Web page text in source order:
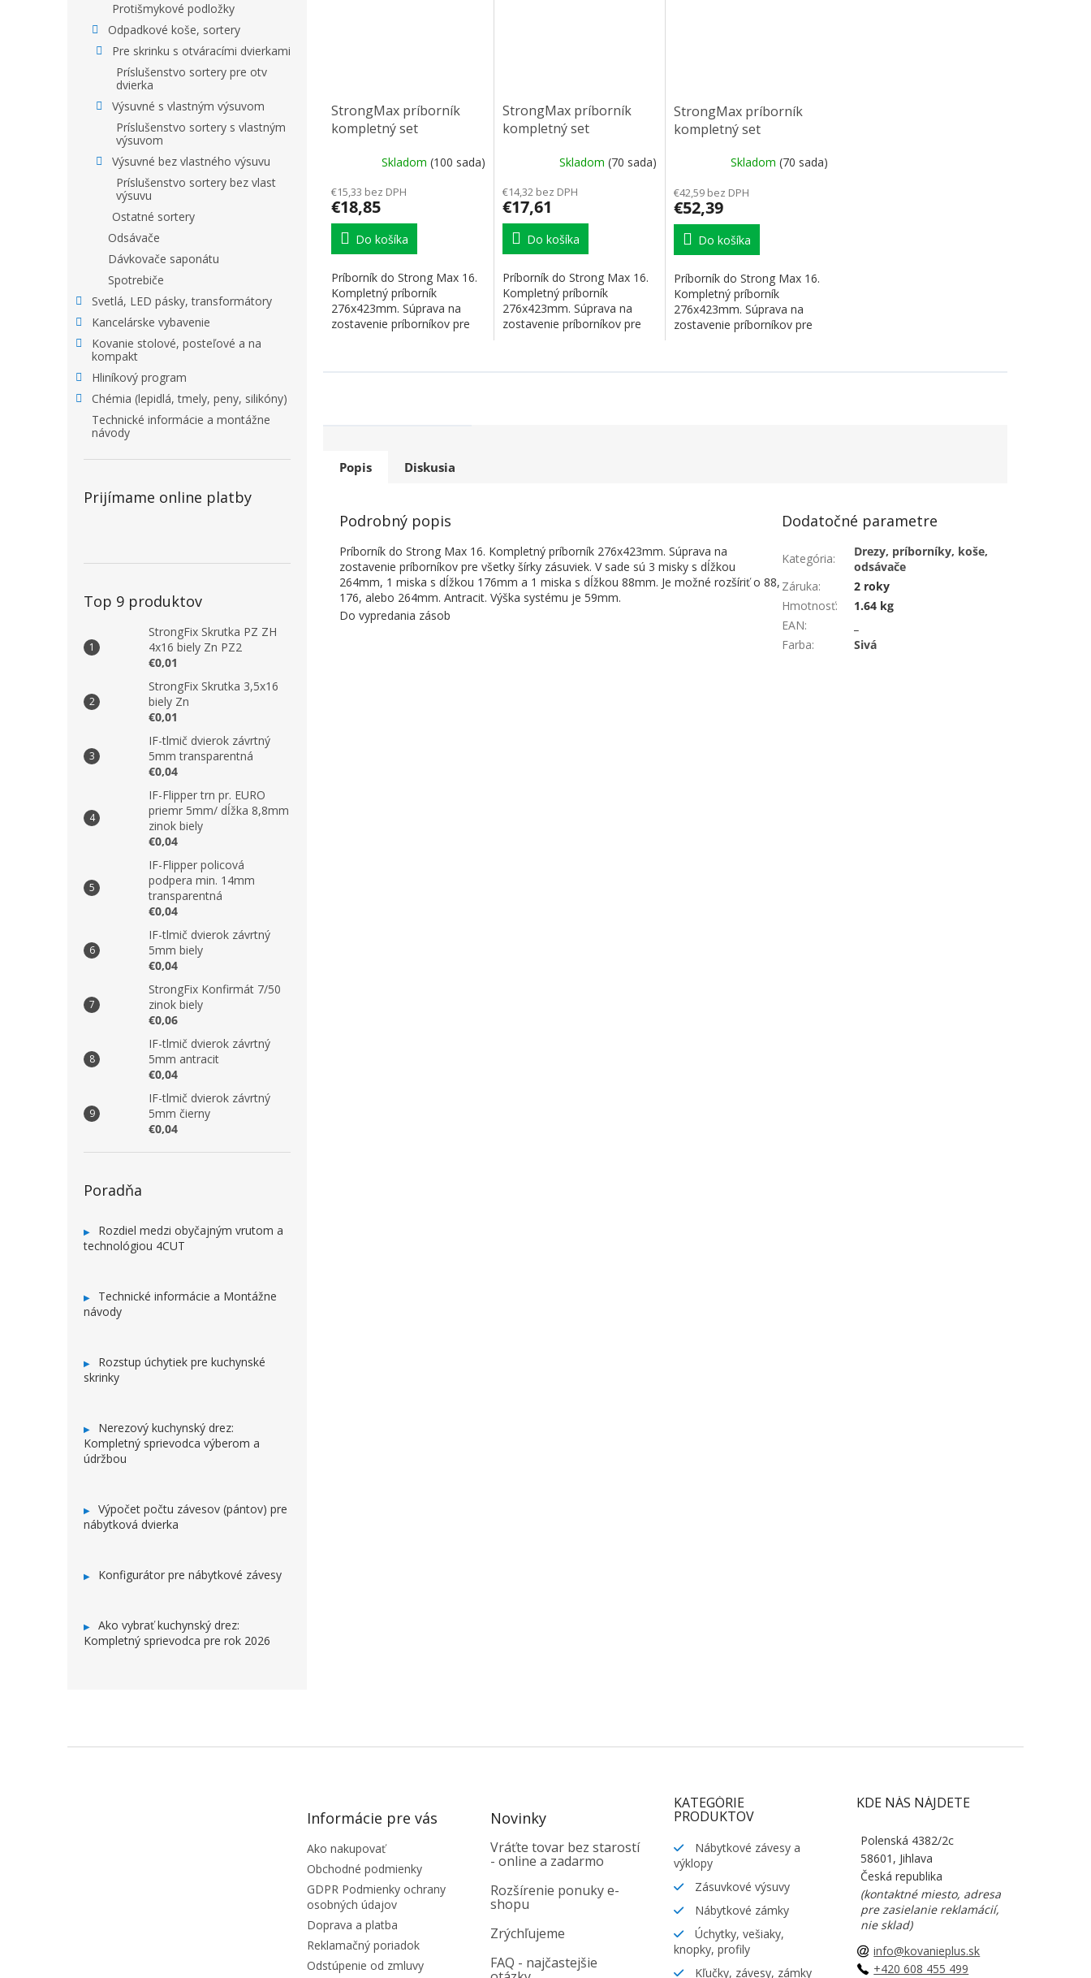
Protišmykové podložky
Odpadkové koše, sortery
Pre skrinku s otváracími dvierkami
Príslušenstvo sortery pre otv
dvierka
Výsuvné s vlastným výsuvom
Príslušenstvo sortery s vlastným
výsuvom
Výsuvné bez vlastného výsuvu
Príslušenstvo sortery bez vlast
výsuvu
Ostatné sortery
Odsávače
Dávkovače saponátu
Spotrebiče
Svetlá, LED pásky, transformátory
Kancelárske vybavenie
Kovanie stolové, posteľové a na
kompakt
Hliníkový program
Chémia (lepidlá, tmely, peny, silikóny)
Technické informácie a montážne
návody
Prijímame online platby
Top 9 produktov
StrongFix Skrutka PZ ZH
4x16 biely Zn PZ2
€0,01
StrongFix Skrutka 3,5x16
biely Zn
€0,01
IF-tlmič dvierok závrtný
5mm transparentná
€0,04
IF-Flipper trn pr. EURO
priemr 5mm/ dĺžka 8,8mm
zinok biely
€0,04
IF-Flipper policová
podpera min. 14mm
transparentná
€0,04
IF-tlmič dvierok závrtný
5mm biely
€0,04
StrongFix Konfirmát 7/50
zinok biely
€0,06
IF-tlmič dvierok závrtný
5mm antracit
€0,04
IF-tlmič dvierok závrtný
5mm čierny
€0,04
Poradňa
Rozdiel medzi obyčajným vrutom a
technológiou 4CUT
Technické informácie a Montážne
návody
Rozstup úchytiek pre kuchynské
skrinky
Nerezový kuchynský drez:
Kompletný sprievodca výberom a
údržbou
Výpočet počtu závesov (pántov) pre
nábytková dvierka
Konfigurátor pre nábytkové závesy
Ako vybrať kuchynský drez:
Kompletný sprievodca pre rok 2026
StrongMax príborník
kompletný set
vrátane misiek 3+2
Skladom (100 sada)
€15,33 bez DPH
€18,85
Do košíka
Príborník do Strong Max 16.
Kompletný príborník
276x423mm. Súprava na
zostavenie príborníkov pre
StrongMax príborník
kompletný set
vrátane 4 misiek
Skladom (70 sada)
€14,32 bez DPH
€17,61
Do košíka
Príborník do Strong Max 16.
Kompletný príborník
276x423mm. Súprava na
zostavenie príborníkov pre
StrongMax príborník
kompletný set
vrátane misiek 3+2
Skladom(70 sada)
€42,59 bez DPH
€52,39
Do košíka
Príborník do Strong Max 16.
Kompletný príborník
276x423mm. Súprava na
zostavenie príborníkov pre
Popis Diskusia
Podrobný popis
Príborník do Strong Max 16. Kompletný príborník 276x423mm. Súprava na
zostavenie príborníkov pre všetky šírky zásuviek. V sade sú 3 misky s dĺžkou
264mm, 1 miska s dĺžkou 176mm a 1 miska s dĺžkou 88mm. Je možné rozšíriť o 88,
176, alebo 264mm. Antracit. Výška systému je 59mm.
Do vypredania zásob
Dodatočné parametre
Kategória:
Drezy, príborníky, koše,
odsávače
Záruka:
2 roky
Hmotnosť:
1.64 kg
EAN:
Farba: Sivá
Informácie pre vás
Ako nakupovať
Obchodné podmienky
GDPR Podmienky ochrany
osobných údajov
Doprava a platba
Reklamačný poriadok
Odstúpenie od zmluvy
Novinky
Vráťte tovar bez starostí
- online a zadarmo
Rozšírenie ponuky e-
shopu
Zrýchľujeme
FAQ - najčastejšie
KATEGÓRIE
PRODUKTOV
Nábytkové závesy a
výklopy
Zásuvkové výsuvy
Nábytkové zámky
Úchytky, vešiaky,
knopky, profily
Kľučky, závesy, zámky
KDE NÁS NÁJDETE
Polenská 4382/2c
58601, Jihlava
Česká republika
(kontaktné miesto, adresa
pre zasielanie reklamácií,
nie sklad)
info@kovanieplus.sk
+420 608 455 499